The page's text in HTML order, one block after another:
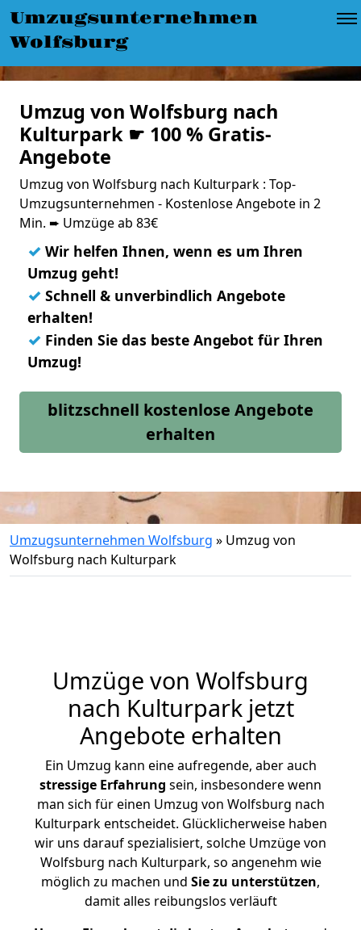
Umzugsunternehmen
Wolfsburg
Umzug von Wolfsburg nach
Kulturpark ☛ 100 % Gratis-
Angebote
Umzug von Wolfsburg nach Kulturpark : Top-
Umzugsunternehmen - Kostenlose Angebote in 2
Min. ➨ Umzüge ab 83€
✓ Wir helfen Ihnen, wenn es um Ihren
Umzug geht!
✓ Schnell & unverbindlich Angebote
erhalten!
✓ Finden Sie das beste Angebot für Ihren
Umzug!
blitzschnell kostenlose Angebote
erhalten
Umzugsunternehmen Wolfsburg » Umzug von
Wolfsburg nach Kulturpark
Umzüge von Wolfsburg
nach Kulturpark jetzt
Angebote erhalten
Ein Umzug kann eine aufregende, aber auch
stressige Erfahrung sein, insbesondere wenn
man sich für einen Umzug von Wolfsburg nach
Kulturpark entscheidet. Glücklicherweise haben
wir uns darauf spezialisiert, solche Umzüge von
Wolfsburg nach Kulturpark, so angenehm wie
möglich zu machen und Sie zu unterstützen,
damit alles reibungslos verläuft